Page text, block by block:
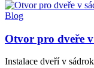
Blog
Otvor pro dveře
Instalace dveří v